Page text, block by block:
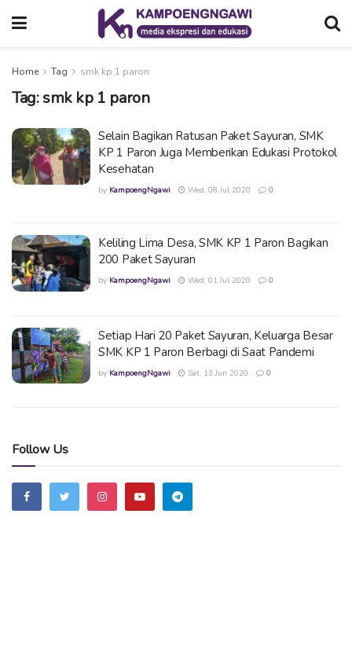
Home Tag smk kp 1 paron
Tag:smk kp 1 paron
Selain Bagikan Ratusan Paket Sayuran, SMK
KP 1 Paron Juga Memberikan Edukasi Protokol
Kesehatan
by KampoengNgawi Wed, 08 Jul 2020 0
Keliling Lima Desa, SMK KP 1 Paron Bagikan
200 Paket Sayuran
by KampoengNgawi Wed, 01 Jul 2020 0
Setiap Hari 20 Paket Sayuran, Keluarga Besar
SMK KP 1 Paron Berbagi di Saat Pandemi
by KampoengNgawi Sat, 13 Jun 2020 0
Follow Us